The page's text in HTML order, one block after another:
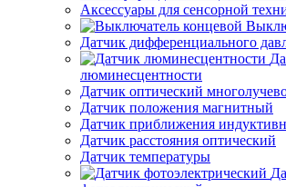
Аксессуары для сенсорной
Датчик дифференциального
люминесцентности
Датчик оптический
Датчик положения магнитный
Датчик приближения
Датчик расстояния оптический
Датчик температуры